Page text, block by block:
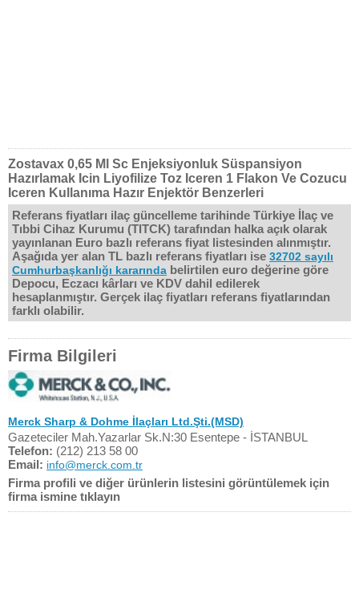
Zostavax 0,65 Ml Sc Enjeksiyonluk Süspansiyon
Hazırlamak Icin Liyofilize Toz Iceren 1 Flakon Ve Cozucu
Iceren Kullanıma Hazır Enjektör Benzerleri
Referans fiyatları ilaç güncelleme tarihinde Türkiye İlaç ve
Tıbbi Cihaz Kurumu (TITCK) tarafından halka açık olarak
yayınlanan Euro bazlı referans fiyat listesinden alınmıştır.
Aşağıda yer alan TL bazlı referans fiyatları ise 32702 sayılı
Cumhurbaşkanlığı kararında belirtilen euro değerine göre
Depocu, Eczacı kârları ve KDV dahil edilerek
hesaplanmıştır. Gerçek ilaç fiyatları referans fiyatlarından
farklı olabilir.
Firma Bilgileri
Merck Sharp & Dohme İlaçları Ltd.Şti.(MSD)
Gazeteciler Mah.Yazarlar Sk.N:30 Esentepe - İSTANBUL
Telefon: (212) 213 58 00
Email: info@merck.com.tr
Firma profili ve diğer ürünlerin listesini görüntülemek için
firma ismine tıklayın